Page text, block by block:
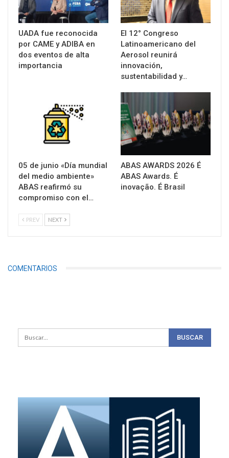
UADA fue reconocida
por CAME y ADIBA en
dos eventos de alta
importancia
El 12° Congreso
Latinoamericano del
Aerosol reunirá
innovación,
sustentabilidad y…
05 de junio «Día mundial
del medio ambiente»
ABAS reafirmó su
compromiso con el…
ABAS AWARDS 2026 É
ABAS Awards. É
inovação. É Brasil
PREV NEXT
COMENTARIOS